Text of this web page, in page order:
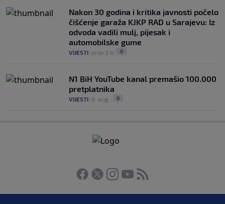
Nakon 30 godina i kritika javnosti počelo
čišćenje garaža KJKP RAD u Sarajevu: Iz
odvoda vadili mulj, pijesak i
automobilske gume
VIJESTI prije 3 h 0
N1 BiH YouTube kanal premašio 100.000
pretplatnika
VIJESTI 6. aug. 0